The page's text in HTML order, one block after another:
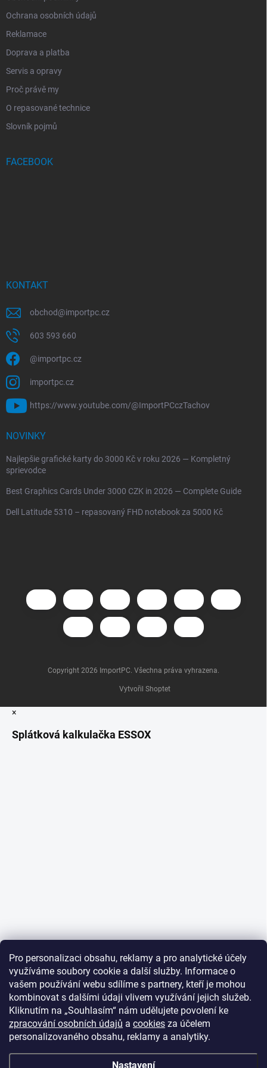
Pro personalizaci obsahu, reklamy a pro analytické účely
využíváme soubory cookie a další služby. Informace o
vašem používání webu sdílíme s partnery, kteří je mohou
kombinovat s dalšími údaji vlivem využívání jejich služeb.
Kliknutím na „Souhlasím“ nám udělujete povolení ke
zpracování osobních údajů a cookies za účelem
personalizovaného obsahu, reklamy a analytiky.
Nastavení
Ochrana osobních údajů
Reklamace
Doprava a platba
Servis a opravy
Proč právě my
O repasované technice
Slovník pojmů
FACEBOOK
KONTAKT
obchod@importpc.cz
603 593 660
@importpc.cz
importpc.cz
https://www.youtube.com/@ImportPCczTachov
NOVINKY
Najlepšie grafické karty do 3000 Kč v roku 2026 — Kompletný
sprievodce
Best Graphics Cards Under 3000 CZK in 2026 — Complete Guide
Dell Latitude 5310 – repasovaný FHD notebook za 5000 Kč
Vytvořil Shoptet
Copyright 2026 ImportPC. Všechna práva vyhrazena.
×
Splátková kalkulačka ESSOX